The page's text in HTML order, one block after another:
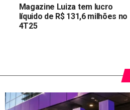
Magazine Luiza tem lucro
líquido de R$ 131,6 milhões no
4T25